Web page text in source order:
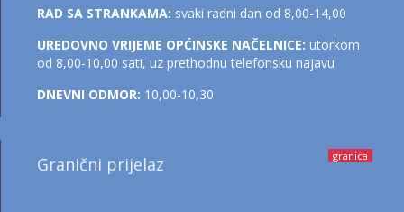
RAD SA STRANKAMA: svaki radni dan od 8,00-14,00
UREDOVNO VRIJEME OPĆINSKE NAČELNICE: utorkom
od 8,00-10,00 sati, uz prethodnu telefonsku najavu
DNEVNI ODMOR: 10,00-10,30
granica
Granični prijelaz